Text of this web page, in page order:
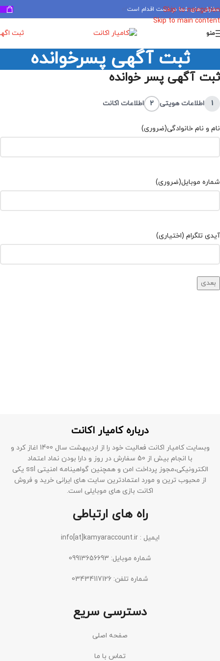
Skip to navigation
Skip to main content
سفارش های شما در دست اقدام است
منو ثبت
ثبت آگهی پسرخوانده
ثبت آگهی پسر خوانده
1 اطلاعات هویتی 2 اطلاعات اکانت
نام و نام خانوادگی(ضروری)
شماره موبایل(ضروری)
آیدی تلگرام (اختیاری)
درباره کامیار اکانت
وبسایت کامیار اکانت فعالیت خود را از اردیبهشت سال 1400 اغاز کرد و
با انجام بیش از 50 سفارش در روز و دارا بودن نماد اعتماد
الکترونیکی،مجوز پرداخت امن و همچنین گواهینامه امنیتی ssl یکی
از محبوب ترین و مورد اعتمادترین سایت های ایرانی خرید و فروش
اکانت بازی های موبایلی است.
راه های ارتباطی
ایمیل : info[at]kamyaraccount.ir
شماره موبایل: 09913656693
شماره تلفن: 03434117126
دسترسی سریع
صفحه اصلی
تماس با ما